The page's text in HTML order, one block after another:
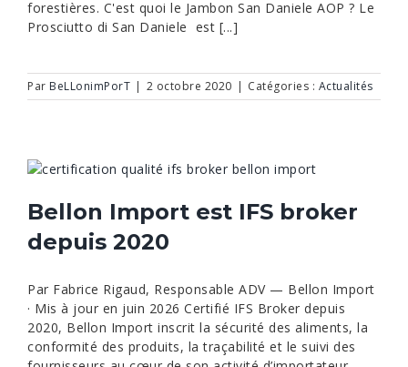
forestières. C'est quoi le Jambon San Daniele AOP ? Le
Prosciutto di San Daniele est [...]
Par BeLLonimPorT | 2 octobre 2020 | Catégories : Actualités
Bellon Import est IFS broker
depuis 2020
Par Fabrice Rigaud, Responsable ADV — Bellon Import
· Mis à jour en juin 2026 Certifié IFS Broker depuis
2020, Bellon Import inscrit la sécurité des aliments, la
conformité des produits, la traçabilité et le suivi des